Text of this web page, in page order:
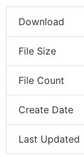
Download
File Size
File Count
Create Date
Last Updated